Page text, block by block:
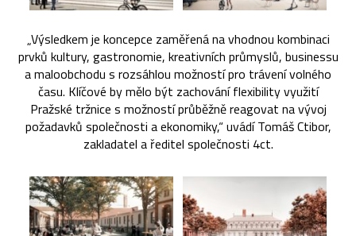
„Výsledkem je koncepce zaměřená na vhodnou kombinaci
prvků kultury, gastronomie, kreativních průmyslů, businessu
a maloobchodu s rozsáhlou možností pro trávení volného
času. Klíčové by mělo být zachování flexibility využití
Pražské tržnice s možností průběžně reagovat na vývoj
požadavků společnosti a ekonomiky,“ uvádí Tomáš Ctibor,
zakladatel a ředitel společnosti 4ct.